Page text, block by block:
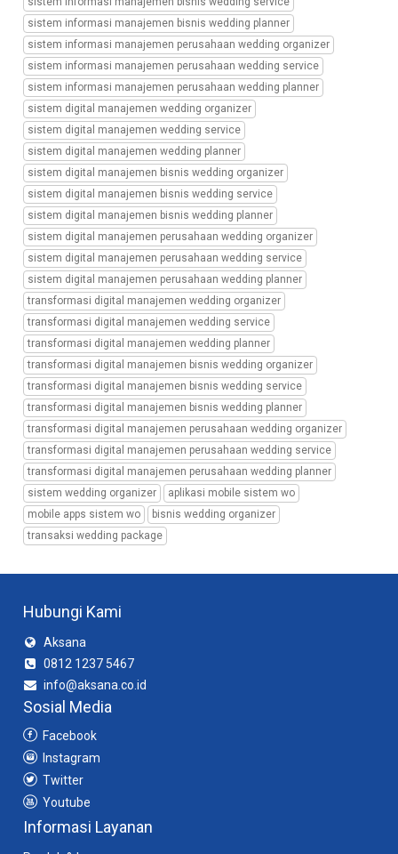
sistem informasi manajemen bisnis wedding planner
sistem informasi manajemen perusahaan wedding organizer
sistem informasi manajemen perusahaan wedding service
sistem informasi manajemen perusahaan wedding planner
sistem digital manajemen wedding organizer
sistem digital manajemen wedding service
sistem digital manajemen wedding planner
sistem digital manajemen bisnis wedding organizer
sistem digital manajemen bisnis wedding service
sistem digital manajemen bisnis wedding planner
sistem digital manajemen perusahaan wedding organizer
sistem digital manajemen perusahaan wedding service
sistem digital manajemen perusahaan wedding planner
transformasi digital manajemen wedding organizer
transformasi digital manajemen wedding service
transformasi digital manajemen wedding planner
transformasi digital manajemen bisnis wedding organizer
transformasi digital manajemen bisnis wedding service
transformasi digital manajemen bisnis wedding planner
transformasi digital manajemen perusahaan wedding organizer
transformasi digital manajemen perusahaan wedding service
transformasi digital manajemen perusahaan wedding planner
sistem wedding organizer
aplikasi mobile sistem wo
mobile apps sistem wo
bisnis wedding organizer
transaksi wedding package
Hubungi Kami
Aksana
0812 1237 5467
info@aksana.co.id
Sosial Media
Facebook
Instagram
Twitter
Youtube
Informasi Layanan
sistem
bisnis
wedding
organizer,
transaksi
wedding
package